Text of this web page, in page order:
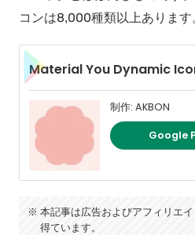
コンは8,000種類以上あります。
Material You Dynamic
制作: AKBON
Google
本記事は広告およびアフィリエ
得ています。